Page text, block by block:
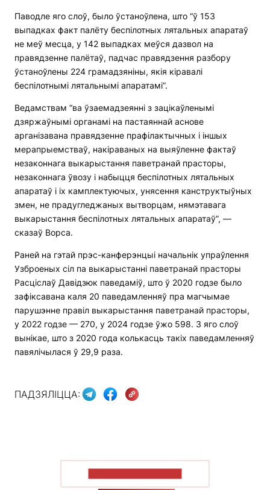
Паводле яго слоў, было ўстаноўлена, што “ў 153
выпадках факт палёту беспілотных лятальных апаратаў
не меў месца, у 142 выпадках меўся дазвол на
правядзенне палётаў, падчас правядзення разбору
ўстаноўлены 224 грамадзяніны, якія кіравалі
беспілотнымі лятальнымі апаратамі”.
Ведамствам “ва ўзаемадзеянні з зацікаўленымі
дзяржаўнымі органамі на пастаяннай аснове
арганізавана правядзенне прафілактычных і іншых
мерапрыемстваў, накіраваных на выяўленне фактаў
незаконнага выкарыстання паветранай прасторы,
незаконнага ўвозу і набыцця беспілотных лятальных
апаратаў і іх камплектуючых, унясення канструктыўных
змен, не прадугледжаных вытворцам, нямэтавага
выкарыстання беспілотных лятальных апаратаў”, —
сказаў Ворса.
Раней на гэтай прэс-канферэнцыі начальнік упраўлення
Узброеных сіл па выкарыстанні паветранай прасторы
Расціслаў Давідзюк паведаміў, што ў 2020 годзе было
зафіксавана каля 20 паведамленняў пра магчымае
парушэнне правіл выкарыстання паветранай прасторы,
у 2022 годзе — 270, у 2024 годзе ўжо 598. З яго слоў
вынікае, што з 2020 года колькасць такіх паведамленняў
павялічылася ў 29,9 раза.
ПАДЗЯЛІЦЦА: